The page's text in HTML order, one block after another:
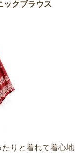
ックブラウス
りと着れて着心地